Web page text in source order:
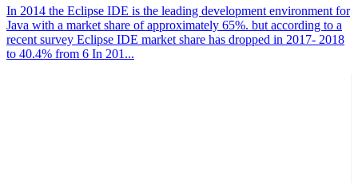
In 2014 the Eclipse IDE is the leading development environment for
Java with a market share of approximately 65%. but according to a
recent survey Eclipse IDE market share has dropped in 2017- 2018
to 40.4% from 6 In 201...